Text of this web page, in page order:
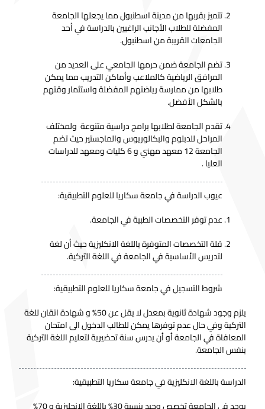
تتميز بقربها من مدينة اسطنبول مما يجعلها الجامعة
المفضلة للطلاب الأجانب الراغبين بالدراسة في أحد
الجامعات القريبة من اسطنبول.
تضم الجامعة ضمن حرمها الجامعي على العديد من
المرافق الرياضية كالملاعب وأماكن التدريب مما يمكن
طلابها من ممارسة رياضتهم المفضلة واستثمار وقتهم
بالشكل الأفضل.
تقدم الجامعة لطلابها برامج دراسية متنوعة ولمختلف
المراحل للدبلوم والبكالوريوس والماجستير حيث تضم
الجامعة 12 معهد مهني و 6 كليات ومعهد للدراسات
العليا .
عيوب الدراسة في جامعة سكاريا للعلوم التطبيقية:
عدم توفر التخصصات الطبية في الجامعة.
قلة التخصصات المتوفرة باللغة الانكليزية حيث أن لغة
لتدريس الأساسية في الجامعة في اللغة التركية.
شروط التسجيل في جامعة سكاريا للعلوم التطبيقية:
يلزم وجود شهادة ثانوية بمعدل لا يقل عن 50% و شهادة اتقان للغة
التركية وفي حال عدم توفرها يمكن للطالب الدخول الى امتحان
المعافاة في الجامعة أو أن يدرس سنة تحضيرية لتعليم اللغة التركية
بنفس الجامعة.
الدراسة باللغة الانكليزية في جامعة سكاريا التطبيقية: